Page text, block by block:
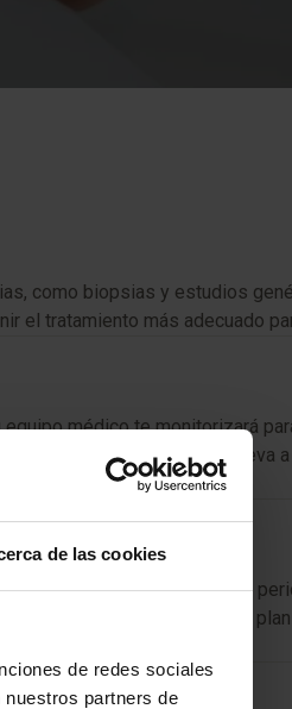
de las cookies
de redes sociales
partners de
como biopsias y estudios
el tratamiento más adecuado
médico te monitorizará
pero generalmente se lleva
ello, te realizarán pruebas
oncólogo, quien ajustará tu